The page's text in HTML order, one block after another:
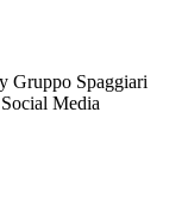
Gruppo Spaggiari
Media